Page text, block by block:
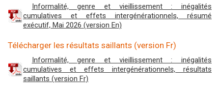
Informalité, genre et vieillissement : inégalités
cumulatives et effets intergénérationnels, résumé
exécutif, Mai 2026 (version En)
Télécharger les résultats saillants (version Fr)
Informalité, genre et vieillissement : inégalités
cumulatives et effets intergénérationnels, résultats
saillants (version Fr)